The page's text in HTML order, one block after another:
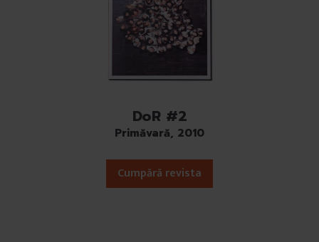
DoR #2
Primăvară, 2010
Cumpără revista